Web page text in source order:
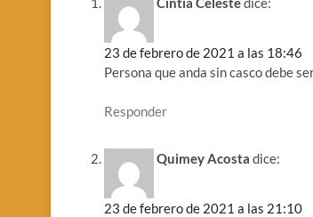
23 de febrero de 2021 a las 18:46
Persona que anda sin casco debe
Responder
Quimey Acosta dice:
23 de febrero de 2021 a las 21:10